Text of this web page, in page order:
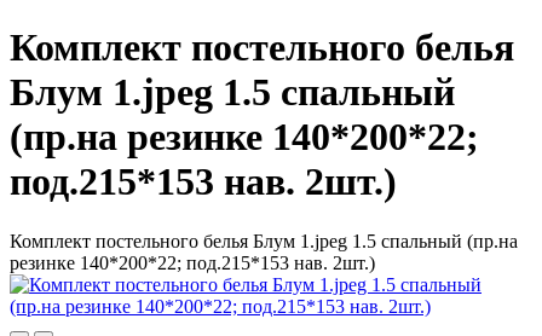
Комплект постельного белья
Блум 1.jpeg 1.5 спальный
(пр.на резинке 140*200*22;
под.215*153 нав. 2шт.)
Комплект постельного белья Блум 1.jpeg 1.5 спальный (пр.на
резинке 140*200*22; под.215*153 нав. 2шт.)